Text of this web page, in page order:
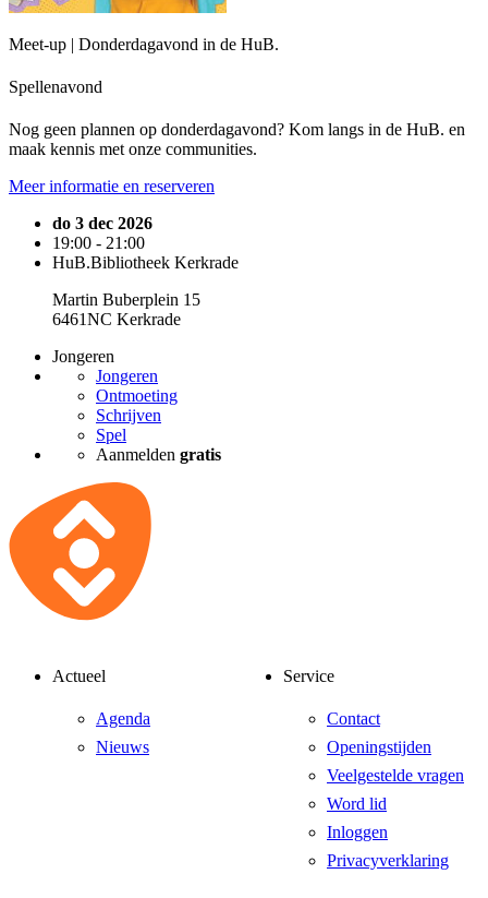
Meet-up | Donderdagavond in de HuB.
Spellenavond
Nog geen plannen op donderdagavond? Kom langs in de HuB. en
maak kennis met onze communities.
Meer informatie en reserveren
do 3 dec 2026
19:00 - 21:00
HuB.Bibliotheek Kerkrade
Martin Buberplein 15
6461NC Kerkrade
Jongeren
Jongeren
Ontmoeting
Schrijven
Spel
Aanmelden gratis
Actueel
Agenda
Nieuws
Service
Contact
Openingstijden
Veelgestelde vragen
Word lid
Inloggen
Privacyverklaring